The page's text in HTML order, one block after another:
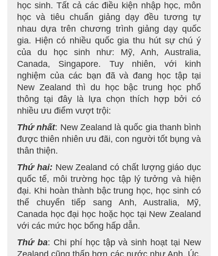
học sinh. Tất cả các điều kiện nhập học, môn
học và tiêu chuẩn giảng dạy đều tương tự
nhau dựa trên chương trình giảng dạy quốc
gia. Hiện có nhiều quốc gia thu hút sự chú ý
của du học sinh như: Mỹ, Anh, Australia,
Canada, Singapore. Tuy nhiên, với kinh
nghiệm của các bạn đã và đang học tập tại
New Zealand thì du học bậc trung học phổ
thông tại đây là lựa chọn thích hợp bởi có
nhiều ưu điểm vượt trội:
Thứ nhất: New Zealand là quốc gia thanh bình
được thiên nhiên ưu đãi, con người tốt bụng và
thân thiện.
Thứ hai: New Zealand có chất lượng giáo dục
quốc tế, môi trường học tập lý tưởng và hiện
đại. Khi hoàn thành bậc trung học, học sinh có
thể chuyển tiếp sang Anh, Australia, Mỹ,
Canada học đại học hoặc học tại New Zealand
với các mức học bổng hấp dẫn.
Thứ ba: Chi phí học tập và sinh hoạt tại New
Zealand cũng thấp hơn các nước như Anh, Úc,